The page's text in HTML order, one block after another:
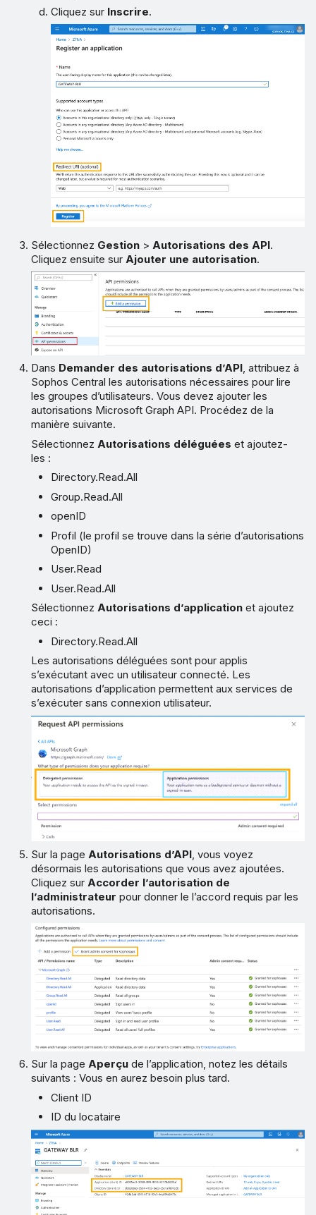
Cliquez sur Inscrire.
Sélectionnez Gestion > Autorisations des API.
Cliquez ensuite sur Ajouter une autorisation.
Dans Demander des autorisations d’API, attribuez à
Sophos Central les autorisations nécessaires pour lire
les groupes d’utilisateurs. Vous devez ajouter les
autorisations Microsoft Graph API. Procédez de la
manière suivante.
Sélectionnez Autorisations déléguées et ajoutez-
les :
Directory.Read.All
Group.Read.All
openID
Profil (le profil se trouve dans la série d’autorisations
OpenID)
User.Read
User.Read.All
SélectionnezAutorisations d’application et ajoutez
ceci :
Directory.Read.All
Les autorisations déléguées sont pour applis
s’exécutant avec un utilisateur connecté. Les
autorisations d’application permettent aux services de
s’exécuter sans connexion utilisateur.
Sur la page Autorisations d’API , vous voyez
désormais les autorisations que vous avez ajoutées.
Cliquez sur Accorder l’autorisation de
l’administrateur pour donner le l’accord requis par les
autorisations.
Sur la pageAperçu de l’application, notez les détails
suivants : Vous en aurez besoin plus tard.
Client ID
ID du locataire